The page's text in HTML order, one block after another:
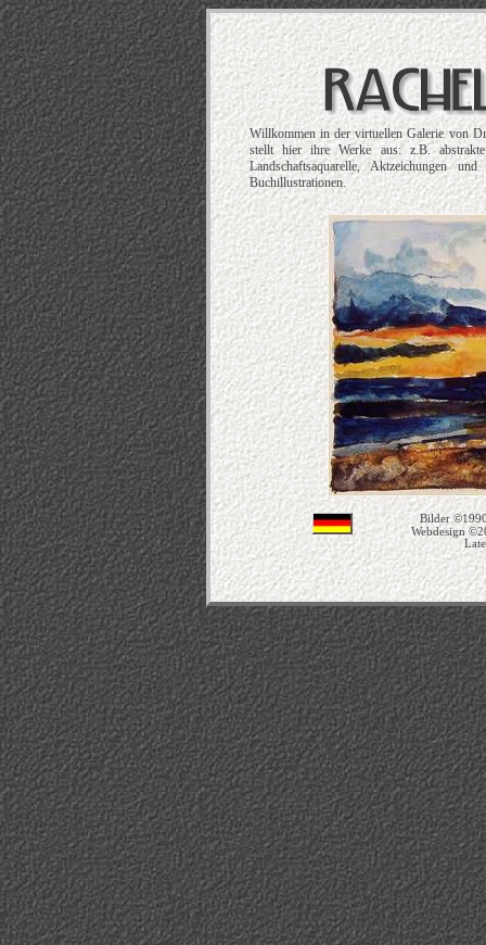
Willkommen in der virtuellen Galerie von
stellt hier ihre Werke aus: z.B.
Landschaftsaquarelle, Aktzeichungen
Buchillustrationen.
Bilder
Webdesign